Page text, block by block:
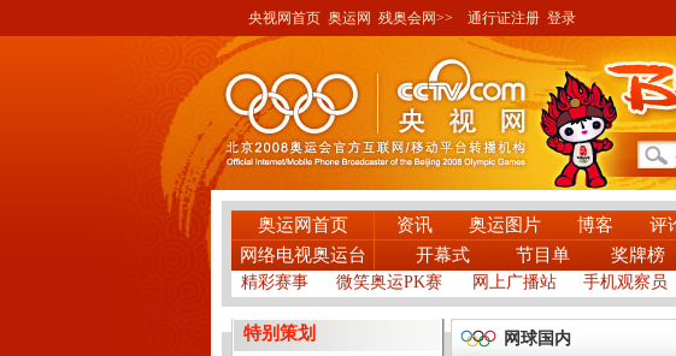
央视网首页 奥运网 残奥会网>> 通行证注册 登录 上央视
奥运网首页 资讯 奥运图片 博客 评
网络电视奥运台
开幕式 节目单 奖牌榜
精彩赛事 微笑奥运PK赛 网上广播站 手机观察员
特别策划 网球国内